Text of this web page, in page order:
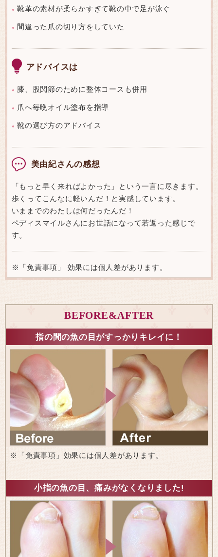
● 靴革の素材が柔らかすぎて靴の中で足が泳ぐ
● 間違った爪の切り方をしていた
アドバイスは
● 膝、股関節のために整体コースも併用
● 爪へ毎晩オイル塗布を指導
● 靴の選び方のアドバイス
美由紀さんの感想
「もっと早く来ればよかった」という一言に尽きます。
歩くってこんなに軽いんだ！と実感しています。
いままでのわたしは何だったんだ！
ペディスマイルさんにお世話になって若返った感じで
す。
※「免責事項」 効果には個人差があります。
BEFORE&AFTER
指の間の魚の目がすっかりキレイに！
※「免責事項」効果には個人差があります。
小指の魚の目、痛みがなくなりました!